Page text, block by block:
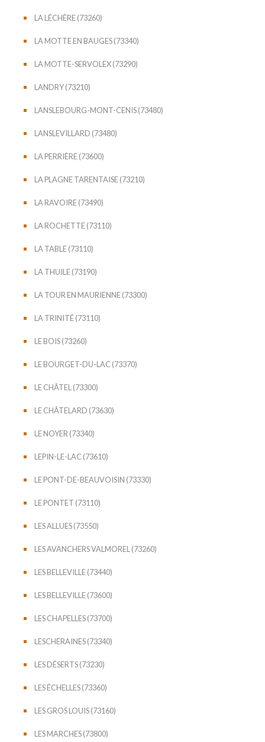
LA LÉCHÈRE (73260)
LA MOTTE EN BAUGES (73340)
LA MOTTE-SERVOLEX (73290)
LANDRY (73210)
LANSLEBOURG-MONT-CENIS (73480)
LANSLEVILLARD (73480)
LA PERRIÈRE (73600)
LA PLAGNE TARENTAISE (73210)
LA RAVOIRE (73490)
LA ROCHETTE (73110)
LA TABLE (73110)
LA THUILE (73190)
LA TOUR EN MAURIENNE (73300)
LA TRINITÉ (73110)
LE BOIS (73260)
LE BOURGET-DU-LAC (73370)
LE CHÂTEL (73300)
LE CHÂTELARD (73630)
LE NOYER (73340)
LEPIN-LE-LAC (73610)
LE PONT-DE-BEAUVOISIN (73330)
LE PONTET (73110)
LES ALLUES (73550)
LES AVANCHERS VALMOREL (73260)
LES BELLEVILLE (73440)
LES BELLEVILLE (73600)
LES CHAPELLES (73700)
LESCHERAINES (73340)
LES DÉSERTS (73230)
LES ÉCHELLES (73360)
LES GROS LOUIS (73160)
LES MARCHES (73800)